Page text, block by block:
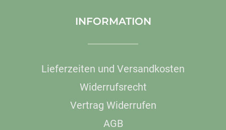
INFORMATION
Lieferzeiten und Versandkosten
Widerrufsrecht
Vertrag Widerrufen
AGB